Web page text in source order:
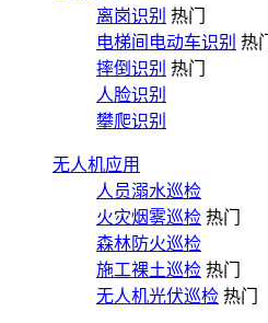
离岗识别 热门
电梯间电动车识别 热门
摔倒识别 热门
人脸识别
攀爬识别
无人机应用
人员溺水巡检
火灾烟雾巡检 热门
森林防火巡检
施工裸土巡检 热门
无人机光伏巡检 热门